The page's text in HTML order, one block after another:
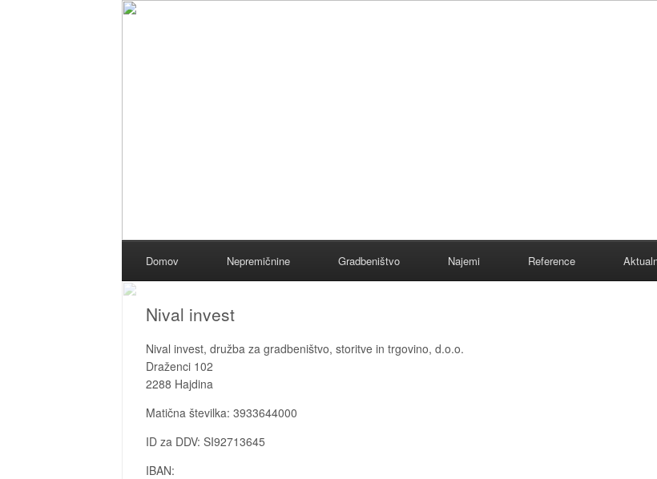
Skip to content
Domov Nepremičnine Gradbeništvo Najemi Reference
Nival invest
Nival invest, družba za gradbeništvo, storitve in trgovino, d.o.o.
Draženci 102
2288 Hajdina
Matična številka: 3933644000
ID za DDV: SI92713645
IBAN: